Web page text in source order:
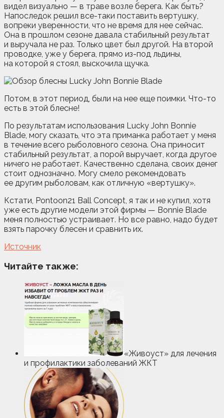
видел визуально — в траве возле берега. Как быть?
Напоследок решил все-таки поставить вертушку,
вопреки уверенности, что не время для нее сейчас.
Она в прошлом сезоне давала стабильный результат
и выручала не раз. Только цвет был другой. На второй
проводке, уже у берега, прямо из-под льдины,
на которой я стоял, выскочила щучка.
Потом, в этот период, были на нее еще поимки. Что-то
есть в этой блесне!
По результатам использования Lucky John Bonnie
Blade, могу сказать, что эта приманка работает у меня
в течение всего рыболовного сезона. Она приносит
стабильный результат, а порой выручает, когда другое
ничего не работает. Качественно сделана, своих денег
стоит однозначно. Могу смело рекомендовать
ее другим рыболовам, как отличную «вертушку».
Кстати, Pontoon21 Ball Concept, я так и не купил, хотя
уже есть другие модели этой фирмы — Bonnie Blade
меня полностью устраивает. Но все равно, надо будет
взять парочку блесен и сравнить их.
Источник
Читайте также:
«Живоуст» для лечения
и профилактики заболеваний ЖКТ